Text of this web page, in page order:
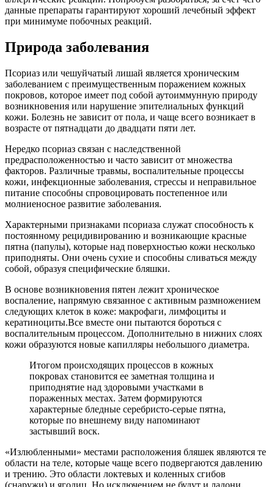
данные препараты гарантируют хороший лечебный эффект
при минимуме побочных реакций.
Природа заболевания
Псориаз или чешуйчатый лишай является хроническим
заболеванием с преимущественным поражением кожных
покровов, которое имеет под собой аутоиммунную природу
возникновения или нарушение эпителиальных функций
кожи. Болезнь не зависит от пола, и чаще всего возникает в
возрасте от пятнадцати до двадцати пяти лет.
Нередко псориаз связан с наследственной
предрасположенностью и часто зависит от множества
факторов. Различные травмы, воспалительные процессы
кожи, инфекционные заболевания, стрессы и неправильное
питание способны спровоцировать постепенное или
молниеносное развитие заболевания.
Характерными признаками псориаза служат способность к
постоянному рецидивированию и возникающие красные
пятна (папулы), которые над поверхностью кожи несколько
приподняты. Они очень сухие и способны сливаться между
собой, образуя специфические бляшки.
В основе возникновения пятен лежит хроническое
воспаление, напрямую связанное с активным размножением
следующих клеток в коже: макрофаги, лимфоциты и
кератиноциты.Все вместе они пытаются бороться с
воспалительным процессом. Дополнительно в нижних слоях
кожи образуются новые капилляры небольшого диаметра.
Итогом происходящих процессов в кожных
покровах становится ее заметная толщина и
приподнятие над здоровыми участками в
пораженных местах. Затем формируются
характерные бледные серебристо-серые пятна,
которые по внешнему виду напоминают
застывший воск.
«Излюбленными» местами расположения бляшек являются те
области на теле, которые чаще всего подвергаются давлению
и трению. Это области локтевых и коленных сгибов
(снаружи) и ягодиц. Но исключением не будут и ладони,